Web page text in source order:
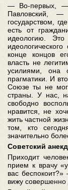
— Во-первых, —
Павловский, —
государством,
есть от
идеологию. Это
конце концов
власть не
усилиями,
прагматики. И
Союзе ты не мог
страны. У нас,
свободно
нравится, не
жить частной
том, кто
значительно
Советский
Приходит
прием к врачу
вас
вижу совершенно